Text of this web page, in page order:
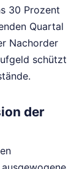
30 Prozent
Quartal
Nachorder
schützt
der